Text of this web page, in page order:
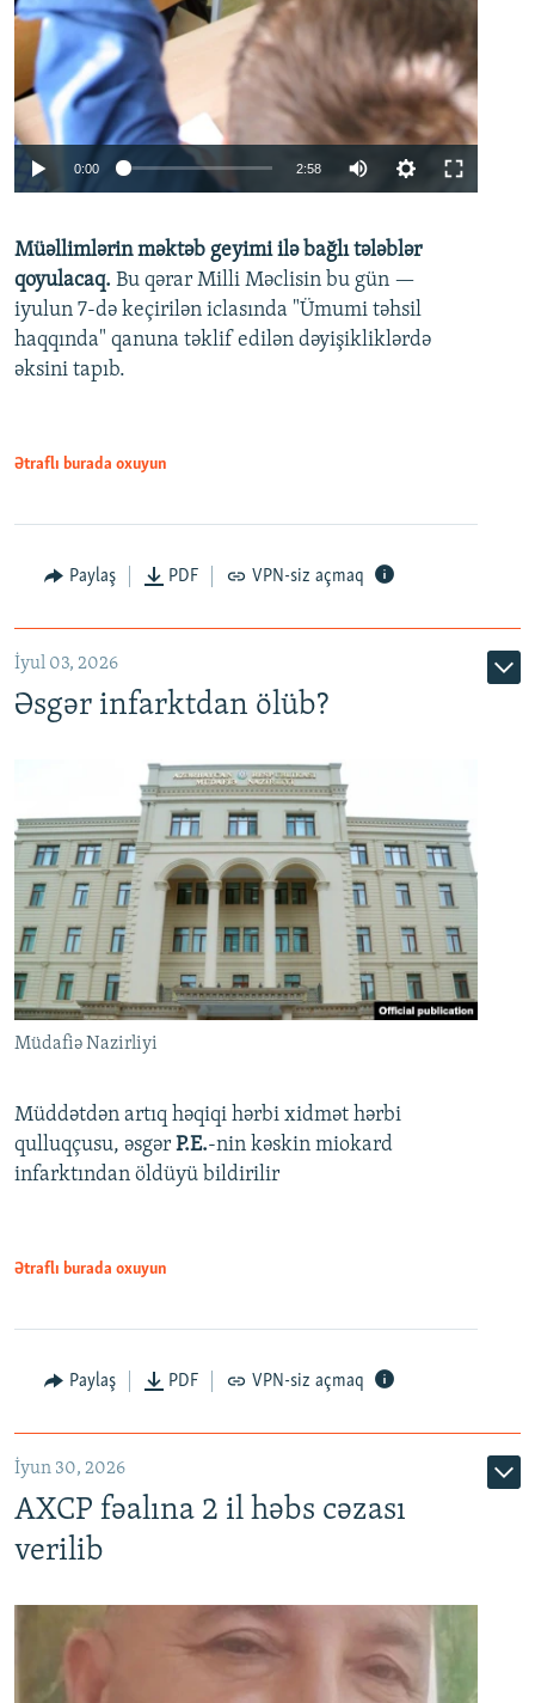
Auto 240p 360p 480p
720p 1080p
0:00 2:58
360p
480p
720p
Müəllimlərin məktəb geyimi ilə bağlı tələblər
qoyulacaq. Bu qərar Milli Məclisin bu gün —
iyulun 7-də keçirilən iclasında "Ümumi təhsil
haqqında" qanuna təklif edilən dəyişikliklərdə
əksini tapıb.
Ətraflı burada oxuyun
Paylaş PDF VPN-siz açmaq
İyul 03, 2026
Əsgər infarktdan ölüb?
Müdafiə Nazirliyi
Müddətdən artıq həqiqi hərbi xidmət hərbi
qulluqçusu, əsgər P.E.-nin kəskin miokard
infarktından öldüyü bildirilir
Ətraflı burada oxuyun
Paylaş PDF VPN-siz açmaq
İyun 30, 2026
AXCP fəalına 2 il həbs cəzası
verilib